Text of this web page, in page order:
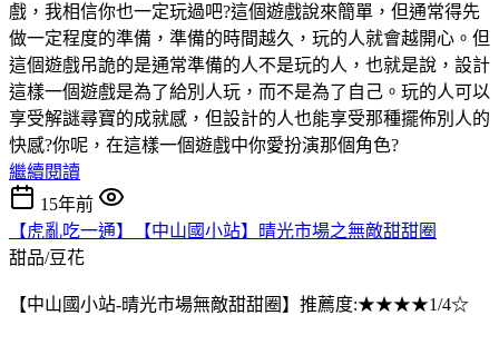
戲，我相信你也一定玩過吧?這個遊戲說來簡單，但通常得先
做一定程度的準備，準備的時間越久，玩的人就會越開心。但
這個遊戲吊詭的是通常準備的人不是玩的人，也就是說，設計
這樣一個遊戲是為了給別人玩，而不是為了自己。玩的人可以
享受解謎尋寶的成就感，但設計的人也能享受那種擺佈別人的
快感?你呢，在這樣一個遊戲中你愛扮演那個角色?
繼續閱讀
15年前
【虎亂吃一通】【中山國小站】晴光市場之無敵甜甜圈
甜品/豆花
【中山國小站-晴光市場無敵甜甜圈】推薦度:★★★★1/4☆